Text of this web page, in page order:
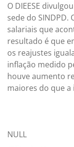
O DIEESE
sede do SINDPD.
salariais que
resultado é que
os reajustes
inflação medido
houve aumento
maiores do que a
NULL